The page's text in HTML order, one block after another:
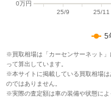
5
※買取相場は「カーセンサーネット
って算出しています。
※本サイトに掲載している買取相場
のではありません。
※実際の査定額は車の装備や状態によ